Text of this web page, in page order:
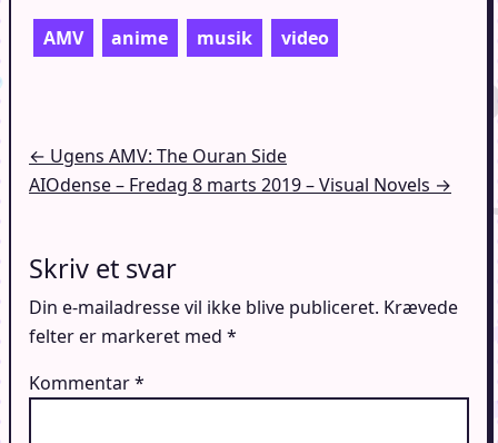
AMV anime musik video
Indlægsnavigation
← Ugens AMV: The Ouran Side
AIOdense – Fredag 8 marts 2019 – Visual Novels →
Skriv et svar
Din e-mailadresse vil ikke blive publiceret. Krævede
felter er markeret med *
Kommentar*